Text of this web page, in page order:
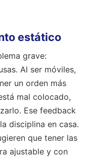
estático
grave:
Al ser móviles,
un orden más
mal colocado,
Ese feedback
disciplina en casa.
que tener las
ajustable y con